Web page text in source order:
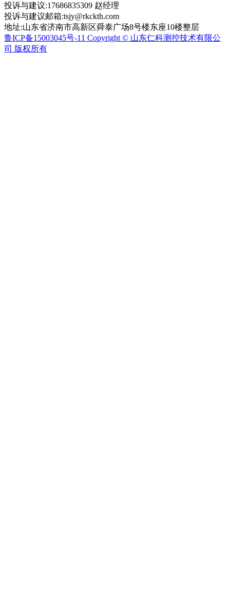
投诉与建议:17686835309 赵经理
投诉与建议邮箱:tsjy@rkckth.com
地址:山东省济南市高新区舜泰广场8号楼东座10楼整层
鲁ICP备15003045号-11 Copyright © 山东仁科测控技术有限公
司 版权所有